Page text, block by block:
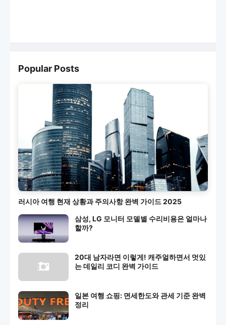
Popular Posts
러시아 여행 현재 상황과 주의사항 완벽 가이드 2025
삼성, LG 모니터 모델별 수리비용은 얼마나
할까?
20대 남자라면 이렇게! 캐주얼하면서 멋있
는 데일리 코디 완벽 가이드
일본 여행 쇼핑: 면세한도와 관세 기준 완벽
정리